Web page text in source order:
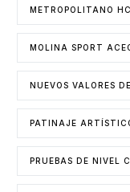
METROPOLITANO HC
MOLINA SPORT
NUEVOS VALORES
PATINAJE
PRUEBAS DE NIVEL